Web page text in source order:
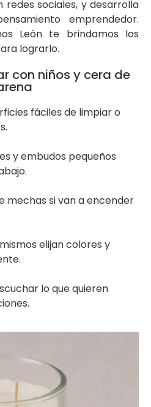
redes sociales, y desarrolla
emprendedor.
León te brindamos los
lograrlo.
con niños y cera de
fáciles de limpiar o
y embudos pequeños
mechas si van a encender
elijan colores y
lo que quieren